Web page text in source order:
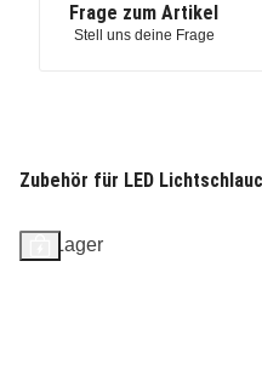
Frage zum Artikel
Stell uns deine Frage
Zubehör für LED
Auf Lager